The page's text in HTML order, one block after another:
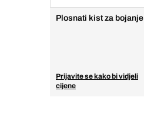
Plosnati kist za bojanje
Prijavite se kako bi vidjeli
cijene